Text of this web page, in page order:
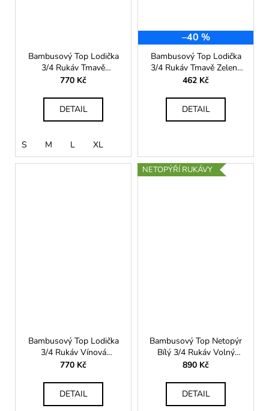
Bambusový Top Lodička
3/4 Rukáv Tmavě
Tyrkysová Dámská
770 Kč
DETAIL
S M L XL
–40 %
Bambusový Top Lodička
3/4 Rukáv Tmavě Zelená
Dámská
462 Kč
DETAIL
Bambusový Top Lodička
3/4 Rukáv Vínová
Dámská
770 Kč
DETAIL
NETOPÝŘÍ RUKÁVY
Bambusový Top Netopýr
Bílý 3/4 Rukáv Volný
Střih Dámský
890 Kč
DETAIL